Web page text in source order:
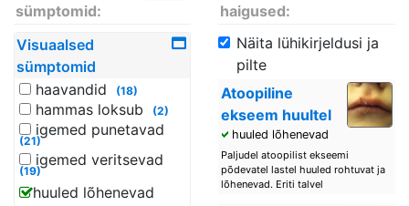
sümptomid:
Visuaalsed
sümptomid
haavandid
(18)
hammas loksub (2)
igemed punetavad
(21)
igemed veritsevad
(19)
huuled lõhenevad
haigused:
Näita lühikirjeldusi ja
pilte
Atoopiline
ekseem huultel
huuled lõhenevad
Paljudel atoopilist ekseemi
põdevatel lastel huuled rohtuvat ja
lõhenevad. Eriti talvel